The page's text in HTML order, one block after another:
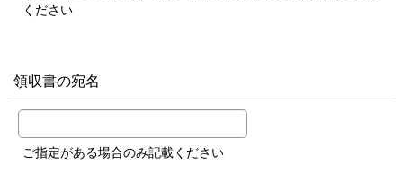
ください
領収書の宛名
ご指定がある場合のみ記載ください